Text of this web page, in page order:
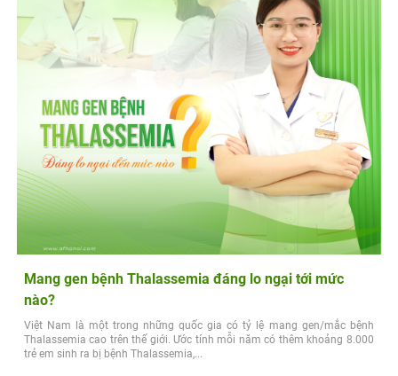
Mang gen bệnh Thalassemia đáng lo ngại tới mức
nào?
Việt Nam là một trong những quốc gia có tỷ lệ mang gen/mắc bệnh
Thalassemia cao trên thế giới. Ước tính mỗi năm có thêm khoảng 8.000
trẻ em sinh ra bị bệnh Thalassemia,...